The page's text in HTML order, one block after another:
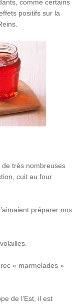
comme certains
positifs sur la
de très nombreuses
cuit au four
préparer nos
« marmelades »
de l’Est, il est